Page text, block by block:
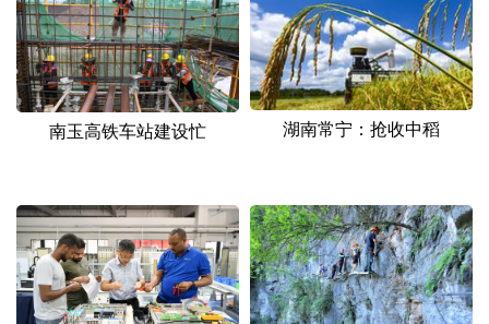
English Español Français عربى
Русский язык 日本語 한국어
Deutsch Português
南玉高铁车站建设忙 湖南常宁：抢收中稻